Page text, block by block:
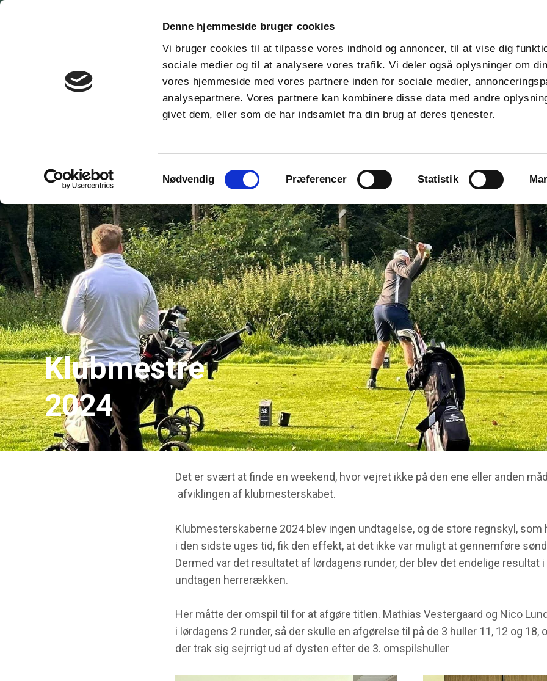
Denne hjemmeside bruger cookies
Vi bruger cookies til at tilpasse vores indhold og annoncer, til at vise dig
sociale medier og til at analysere vores trafik. Vi deler også oplysninger om
vores hjemmeside med vores partnere inden for sociale medier,
analysepartnere. Vores partnere kan kombinere disse data med andre
givet dem, eller som de har indsamlet fra din brug af deres tjenester.
Samtykkevalg
Nødvendig Præferencer Statistik
Gæst keyboard_arrow_down Nyt medlem
Turnering Klubmestre 2024
Klubmestre
2024
Det er svært at finde en weekend, hvor vejret ikke på den ene eller anden
afviklingen af klubmesterskabet.
Klubmesterskaberne 2024 blev ingen undtagelse, og de store regnskyl,
i den sidste uges tid, fik den effekt, at det ikke var muligt at gennemføre
Dermed var det resultatet af lørdagens runder, der blev det endelige resultat
undtagen herrerækken.
Her måtte der omspil til for at afgøre titlen. Mathias Vestergaard og Nico
i lørdagens 2 runder, så der skulle en afgørelse til på de 3 huller 11, 12 og 18,
der trak sig sejrrigt ud af dysten efter de 3. omspilshuller